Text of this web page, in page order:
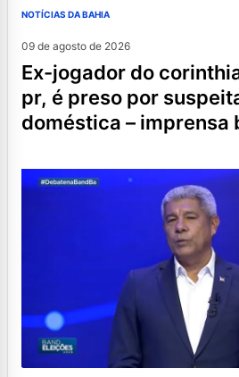
NOTÍCIAS DA BAHIA
09 de agosto de 2026
ex-jogador do corinthians e athletico-
pr, é preso por
doméstica – imprensa